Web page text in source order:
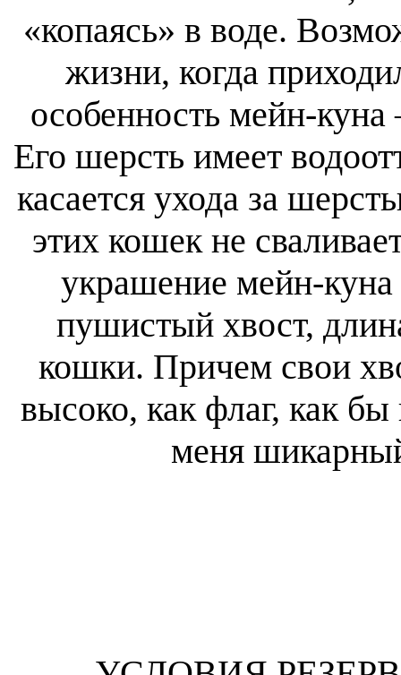
«копаясь» в воде.
жизни, когда
особенность мейн-куна
Его шерсть имеет
касается ухода за
этих кошек не
украшение мейн-
пушистый хвост,
кошки. Причем свои
высоко, как флаг, как
меня